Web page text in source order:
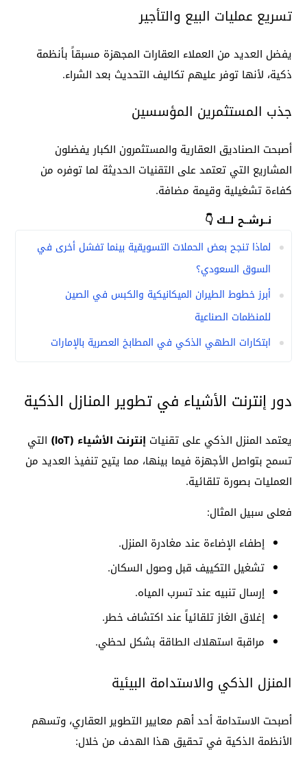
تسريع عمليات البيع والتأجير
يفضل العديد من العملاء العقارات المجهزة مسبقاً بأنظمة
ذكية، لأنها توفر عليهم تكاليف التحديث بعد الشراء.
جذب المستثمرين المؤسسين
أصبحت الصناديق العقارية والمستثمرون الكبار يفضلون
المشاريع التي تعتمد على التقنيات الحديثة لما توفره من
كفاءة تشغيلية وقيمة مضافة.
نــرشــح لــك 👇
لماذا تنجح بعض الحملات التسويقية بينما تفشل أخرى في
السوق السعودي؟
أبرز خطوط الطيران الميكانيكية والكبس في الصين
للمنظمات الصناعية
ابتكارات الطهي الذكي في المطابخ العصرية بالإمارات
دور إنترنت الأشياء في تطوير المنازل الذكية
يعتمد المنزل الذكي على تقنيات إنترنت الأشياء (IoT)
التي
تسمح بتواصل الأجهزة فيما بينها، مما يتيح تنفيذ العديد من
العمليات بصورة تلقائية.
فعلى سبيل المثال:
إطفاء الإضاءة عند مغادرة المنزل.
تشغيل التكييف قبل وصول السكان.
إرسال تنبيه عند تسرب المياه.
إغلاق الغاز تلقائياً عند اكتشاف خطر.
مراقبة استهلاك الطاقة بشكل لحظي.
المنزل الذكي والاستدامة البيئية
أصبحت الاستدامة أحد أهم معايير التطوير العقاري، وتسهم
الأنظمة الذكية في تحقيق هذا الهدف من خلال: